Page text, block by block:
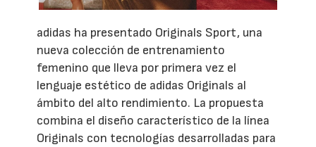
adidas ha presentado Originals Sport, una
nueva colección de entrenamiento
femenino que lleva por primera vez el
lenguaje estético de adidas Originals al
ámbito del alto rendimiento. La propuesta
combina el diseño característico de la línea
Originals con tecnologías desarrolladas para